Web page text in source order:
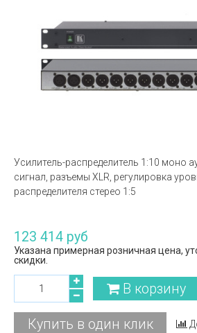
Усилитель-распределитель 1:10 моно
сигнал, разъемы XLR, регулировка
распределителя стерео 1:5
123 414 руб
Указана примерная розничная цена,
скидки.
В корзину
Купить в один клик